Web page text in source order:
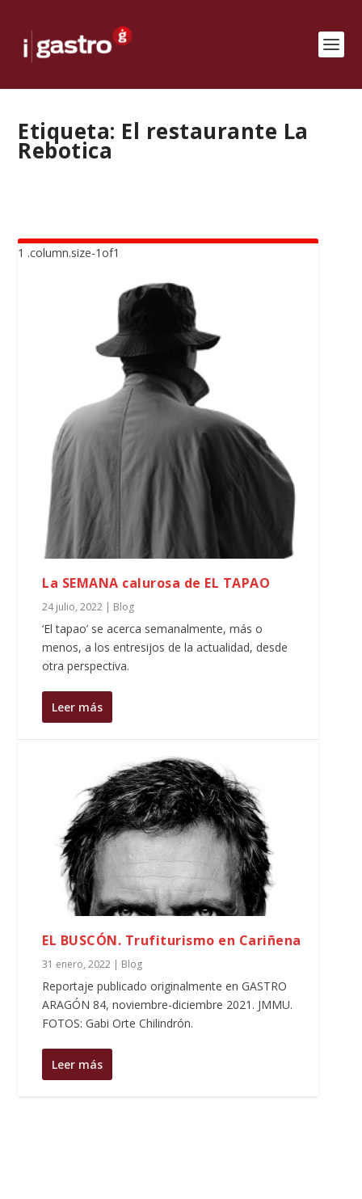
Etiqueta: El restaurante La
Rebotica
La SEMANA calurosa de EL TAPAO
24 julio, 2022 | Blog
‘El tapao’ se acerca semanalmente, más o
menos, a los entresijos de la actualidad, desde
otra perspectiva.
Leer más
EL BUSCÓN. Trufiturismo en Cariñena
31 enero, 2022 | Blog
Reportaje publicado originalmente en GASTRO
ARAGÓN 84, noviembre-diciembre 2021. JMMU.
FOTOS: Gabi Orte Chilindrón.
Leer más